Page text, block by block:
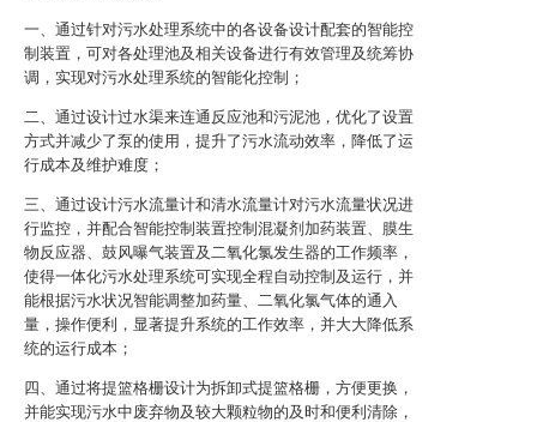
一、通过针对污水处理系统中的各设备设计配套的智能控
制装置，可对各处理池及相关设备进行有效管理及统筹协
调，实现对污水处理系统的智能化控制；
二、通过设计过水渠来连通反应池和污泥池，优化了设置
方式并减少了泵的使用，提升了污水流动效率，降低了运
行成本及维护难度；
三、通过设计污水流量计和清水流量计对污水流量状况进
行监控，并配合智能控制装置控制混凝剂加药装置、膜生
物反应器、鼓风曝气装置及二氧化氯发生器的工作频率，
使得一体化污水处理系统可实现全程自动控制及运行，并
能根据污水状况智能调整加药量、二氧化氯气体的通入
量，操作便利，显著提升系统的工作效率，并大大降低系
统的运行成本；
四、通过将提篮格栅设计为拆卸式提篮格栅，方便更换，
并能实现污水中废弃物及较大颗粒物的及时和便利清除，